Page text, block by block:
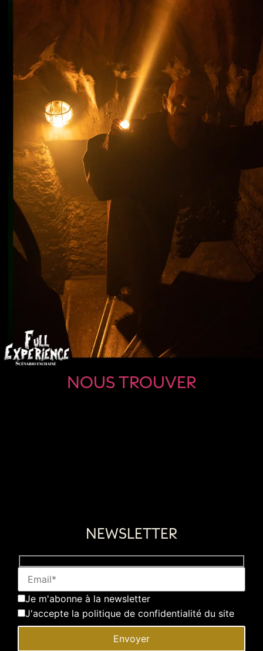
NOUS TROUVER
NEWSLETTER
Je m'abonne à la newsletter
J'accepte la politique de confidentialité du site